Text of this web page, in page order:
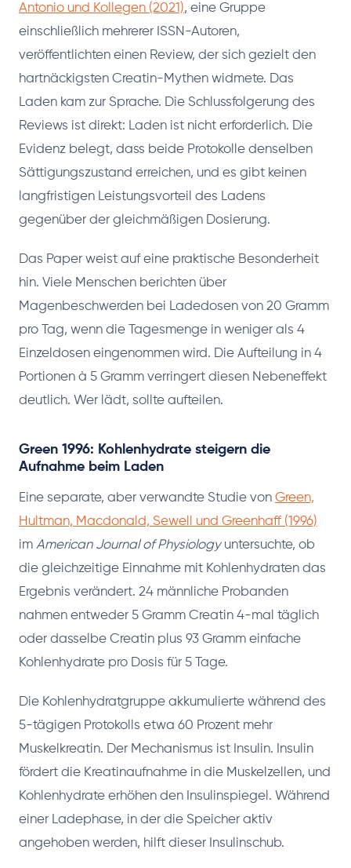
Antonio und Kollegen (2021), eine Gruppe
einschließlich mehrerer ISSN-Autoren,
veröffentlichten einen Review, der sich gezielt den
hartnäckigsten Creatin-Mythen widmete. Das
Laden kam zur Sprache. Die Schlussfolgerung des
Reviews ist direkt: Laden ist nicht erforderlich. Die
Evidenz belegt, dass beide Protokolle denselben
Sättigungszustand erreichen, und es gibt keinen
langfristigen Leistungsvorteil des Ladens
gegenüber der gleichmäßigen Dosierung.
Das Paper weist auf eine praktische Besonderheit
hin. Viele Menschen berichten über
Magenbeschwerden bei Ladedosen von 20 Gramm
pro Tag, wenn die Tagesmenge in weniger als 4
Einzeldosen eingenommen wird. Die Aufteilung in 4
Portionen à 5 Gramm verringert diesen Nebeneffekt
deutlich. Wer lädt, sollte aufteilen.
Green 1996: Kohlenhydrate steigern die
Aufnahme beim Laden
Eine separate, aber verwandte Studie von Green,
Hultman, Macdonald, Sewell und Greenhaff (1996)
im American Journal of Physiologyuntersuchte, ob
die gleichzeitige Einnahme mit Kohlenhydraten das
Ergebnis verändert. 24 männliche Probanden
nahmen entweder 5 Gramm Creatin 4-mal täglich
oder dasselbe Creatin plus 93 Gramm einfache
Kohlenhydrate pro Dosis für 5 Tage.
Die Kohlenhydratgruppe akkumulierte während des
5-tägigen Protokolls etwa 60 Prozent mehr
Muskelkreatin. Der Mechanismus ist Insulin. Insulin
fördert die Kreatinaufnahme in die Muskelzellen, und
Kohlenhydrate erhöhen den Insulinspiegel. Während
einer Ladephase, in der die Speicher aktiv
angehoben werden, hilft dieser Insulinschub.